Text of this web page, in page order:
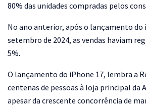
80% das unidades compradas pelos
No ano anterior, após o lançamento do
setembro de 2024, as vendas haviam
5%.
O lançamento do iPhone 17, lembra a
centenas de pessoas à loja principal da
apesar da crescente concorrência de